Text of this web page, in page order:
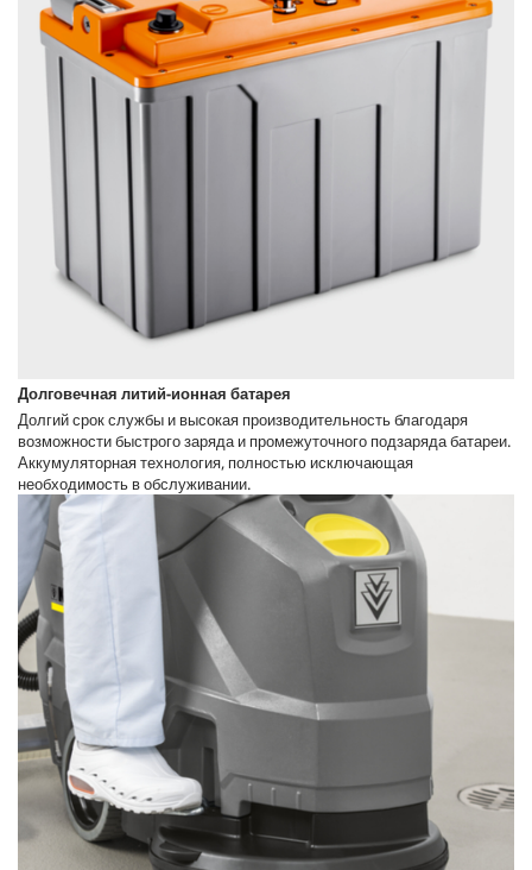
Долговечная литий-ионная батарея
Долгий срок службы и высокая производительность благодаря
возможности быстрого заряда и промежуточного подзаряда батареи.
Аккумуляторная технология, полностью исключающая
необходимость в обслуживании.